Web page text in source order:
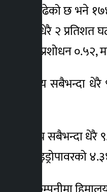
मूल्य बढेको छ भने
धेरै २ प्रतिशत
तथा प्रशोधन ०.५२,
मूल्य सबैभन्दा
मूल्य सबैभन्दा
भुजुङ हाइड्रोपावरको